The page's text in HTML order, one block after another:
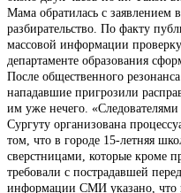
Мама обратилась с заявлением
разбирательство. По факту
массовой информации
департаменте образования
После общественного
нападавшие пригрозили
им уже нечего. «Следователями
Сургуту организована
том, что в городе 15-летняя
сверстницами, которые кроме
требовали с пострадавшей
информации СМИ указано, что